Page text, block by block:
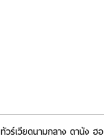
ทัวร์เวียดนามกลาง ดานัง ฮอ